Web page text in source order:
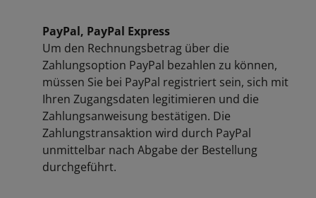
PayPal, PayPal Express
Um den Rechnungsbetrag über die
Zahlungsoption PayPal bezahlen zu können,
müssen Sie bei PayPal registriert sein, sich mit
Ihren Zugangsdaten legitimieren und die
Zahlungsanweisung bestätigen. Die
Zahlungstransaktion wird durch PayPal
unmittelbar nach Abgabe der Bestellung
durchgeführt.